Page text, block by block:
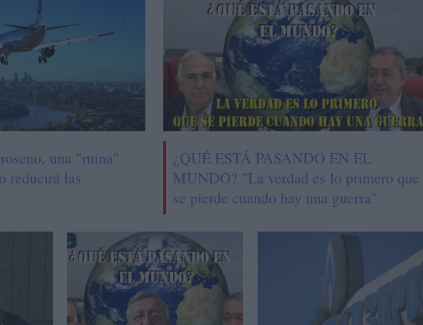
una "ruina"
reducirá las
¿QUÉ ESTÁ PASANDO EN EL
MUNDO? "La verdad es lo primero que
se pierde cuando hay una guerra"